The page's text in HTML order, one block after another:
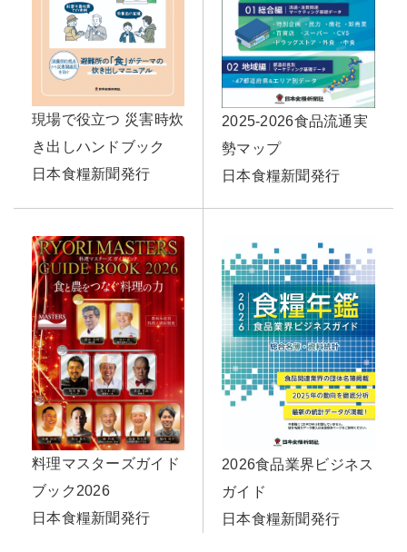
現場で役立つ 災害時炊
き出しハンドブック
日本食糧新聞発行
2025-2026食品流通実
勢マップ
日本食糧新聞発行
料理マスターズガイド
ブック2026
日本食糧新聞発行
2026食品業界ビジネス
ガイド
日本食糧新聞発行